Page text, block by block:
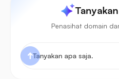
Penasihat domain